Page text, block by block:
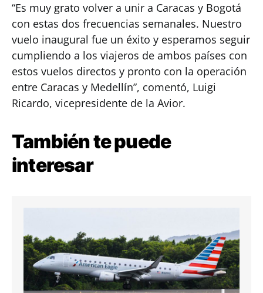
“Es muy grato volver a unir a Caracas y Bogotá
con estas dos frecuencias semanales. Nuestro
vuelo inaugural fue un éxito y esperamos seguir
cumpliendo a los viajeros de ambos países con
estos vuelos directos y pronto con la operación
entre Caracas y Medellín”, comentó, Luigi
Ricardo, vicepresidente de la Avior.
También te puede
interesar